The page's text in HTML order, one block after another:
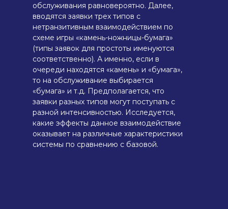
обслуживания равновероятно. Далее,
вводятся заявки трех типов с
нетранзитивным взаимодействием по
схеме игры «камень-ножницы-бумага»
(типы заявок для простоты именуются
соответственно). А именно, если в
очереди находятся «камень» и «бумага»,
то на обслуживание выбирается
«бумага» и т.д. Предполагается, что
заявки разных типов могут поступать с
разной интенсивностью. Исследуется,
какие эффекты данное взаимодействие
оказывает на различные характеристики
системы по сравнению с базовой.